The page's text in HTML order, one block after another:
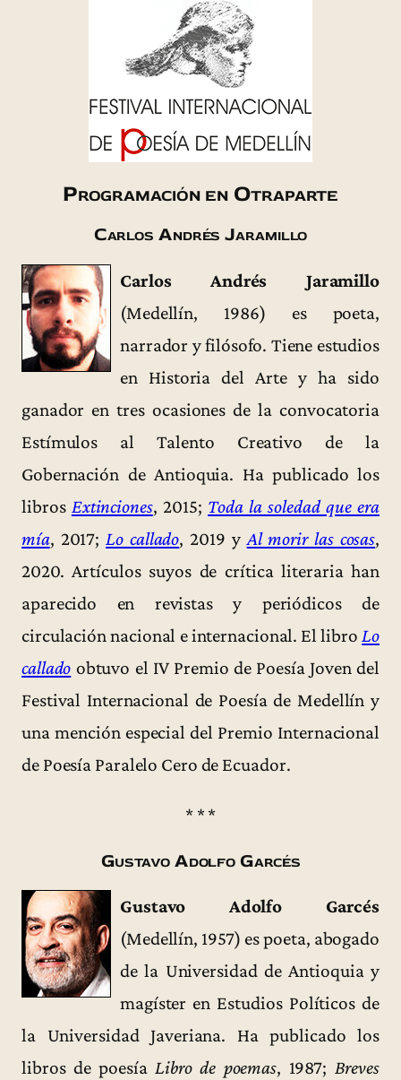
Programación en Otraparte
Carlos Andrés Jaramillo
Carlos Andrés Jaramillo
(Medellín, 1986) es poeta,
narrador y filósofo. Tiene estudios
en Historia del Arte y ha sido
ganador en tres ocasiones de la convocatoria
Estímulos al Talento Creativo de la
Gobernación de Antioquia. Ha publicado los
libros Extinciones, 2015; Toda la soledad que era
mía, 2017; Lo callado, 2019 y Al morir las cosas,
2020. Artículos suyos de crítica literaria han
aparecido en revistas y periódicos de
circulación nacional e internacional. El libro Lo
callado obtuvo el IV Premio de Poesía Joven del
Festival Internacional de Poesía de Medellín y
una mención especial del Premio Internacional
de Poesía Paralelo Cero de Ecuador.
* * *
Gustavo Adolfo Garcés
Gustavo Adolfo Garcés
(Medellín, 1957) es poeta, abogado
de la Universidad de Antioquia y
magíster en Estudios Políticos de
la Universidad Javeriana. Ha publicado los
libros de poesíaLibro de poemas, 1987; Breves